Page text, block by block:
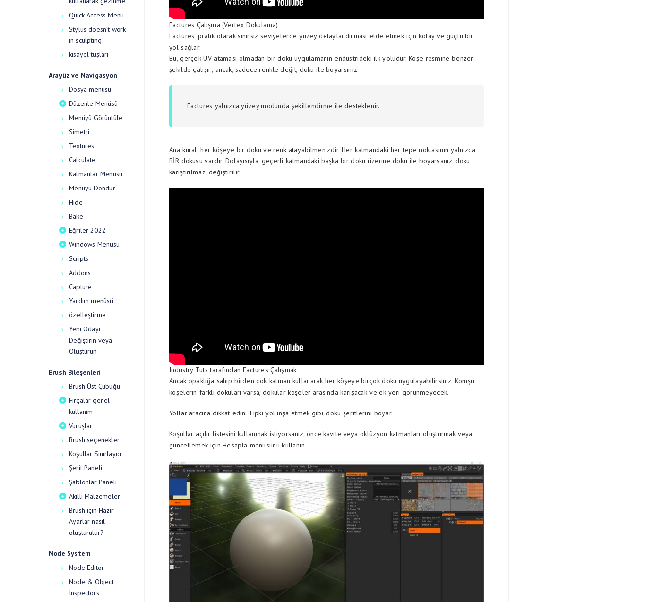
Quick Access Menu
Stylus doesn’t work
in sculpting
kısayol tuşları
Arayüz ve Navigasyon
Dosya menüsü
Düzenle Menüsü
Menüyü Görüntüle
Simetri
Textures
Calculate
Katmanlar Menüsü
Menüyü Dondur
Hide
Bake
Eğriler 2022
Windows Menüsü
Scripts
Addons
Capture
Yardım menüsü
özelleştirme
Yeni Odayı
Değiştirin veya
Oluşturun
Brush Bileşenleri
Brush Üst Çubuğu
Fırçalar genel
kullanım
Vuruşlar
Brush seçenekleri
Koşullar Sınırlayıcı
Şerit Paneli
Şablonlar Paneli
Akıllı Malzemeler
Brush için Hazır
Ayarlar nasıl
oluşturulur?
Node System
Node Editor
Node & Object
Inspectors
Factures Çalışma (Vertex Dokulama)
Factures, pratik olarak sınırsız seviyelerde yüzey detaylandırması elde etmek için kolay ve güçlü bir
yol sağlar.
Bu, gerçek UV ataması olmadan bir doku uygulamanın endüstrideki ilk yoludur. Köşe resmine benzer
şekilde çalışır; ancak, sadece renkle değil, doku ile boyarsınız.
Factures yalnızca yüzey modunda şekillendirme ile desteklenir.
Ana kural, her köşeye bir doku ve renk atayabilmenizdir. Her katmandaki her tepe noktasının yalnızca
BİR dokusu vardır. Dolayısıyla, geçerli katmandaki başka bir doku üzerine doku ile boyarsanız, doku
karıştırılmaz, değiştirilir.
Industry Tuts tarafından Factures Çalışmak
Ancak opaklığa sahip birden çok katman kullanarak her köşeye birçok doku uygulayabilirsiniz. Komşu
köşelerin farklı dokuları varsa, dokular köşeler arasında karışacak ve ek yeri görünmeyecek.
Yollar aracına dikkat edin: Tıpkı yol inşa etmek gibi, doku şeritlerini boyar.
Koşullar açılır listesini kullanmak istiyorsanız, önce kavite veya oklüzyon katmanları oluşturmak veya
güncellemek için Hesapla menüsünü kullanın.